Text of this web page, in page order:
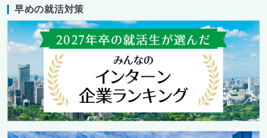
早めの就活対策